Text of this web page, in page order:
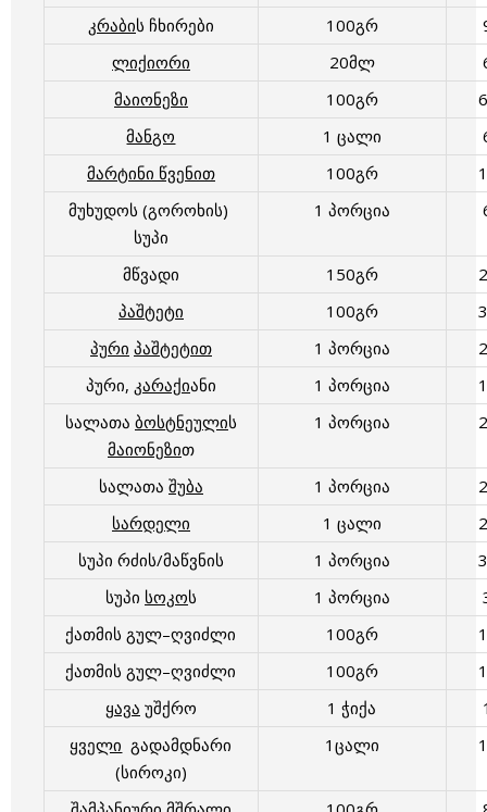
კრაბის ჩხირები 100გრ
ლიქიორი
20მლ
მაიონეზი
100გრ
მანგო
1 ცალი
მარტინი წვენით
100გრ
მუხუდოს (გოროხის)
სუპი
1 პორცია
მწვადი 150გრ
პაშტეტი
100გრ
პური პაშტეტით 1 პორცია
პური, კარაქიანი 1 პორცია
სალათა ბოსტნეულის
მაიონეზით
1 პორცია
სალათა შუბა 1 პორცია
სარდელი
1 ცალი
სუპი რძის/მაწვნის
1 პორცია
სუპი სოკოს 1 პორცია
ქათმის გულ–ღვიძლი
100გრ
ქათმის გულ–ღვიძლი
100გრ
ყავა უშქრო 1 ჭიქა
ყველი გადამდნარი
(სიროკი)
1ცალი